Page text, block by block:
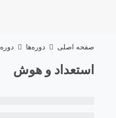
صفحه اصلی دوره‌ها
استعداد و هوش